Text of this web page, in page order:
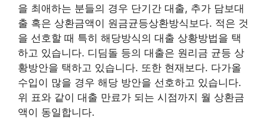
을 최애하는 분들의 경우 단기간 대출, 추가 담보대
출 혹은 상환금액이 원금균등상환방식보다. 적은 것
을 선호할 때 특히 해당방식의 대출 상황방법을 택
하고 있습니다. 디딤돌 등의 대출은 원리금 균등 상
황방안을 택하고 있습니다. 또한 현재보다. 다가올
수입이 많을 경우 해당 방안을 선호하고 있습니다.
위 표와 같이 대출 만료가 되는 시점까지 월 상환금
액이 동일합니다.